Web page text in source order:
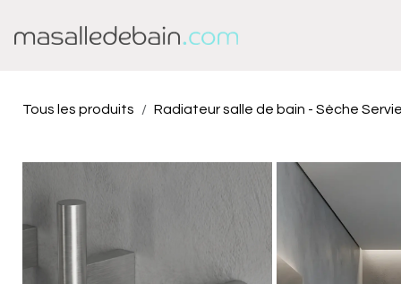
Tous les produits Radiateur salle de bain - Sèche